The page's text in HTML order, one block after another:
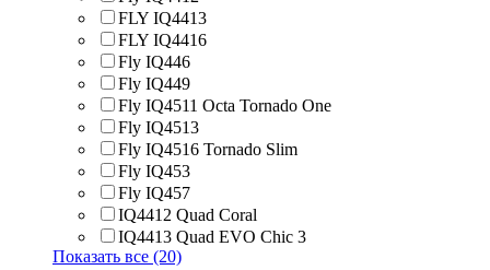
FLY IQ4413
FLY IQ4416
Fly IQ446
Fly IQ449
Fly IQ4511 Octa Tornado One
Fly IQ4513
Fly IQ4516 Tornado Slim
Fly IQ453
Fly IQ457
IQ4412 Quad Coral
IQ4413 Quad EVO Chic 3
Показать все (20)